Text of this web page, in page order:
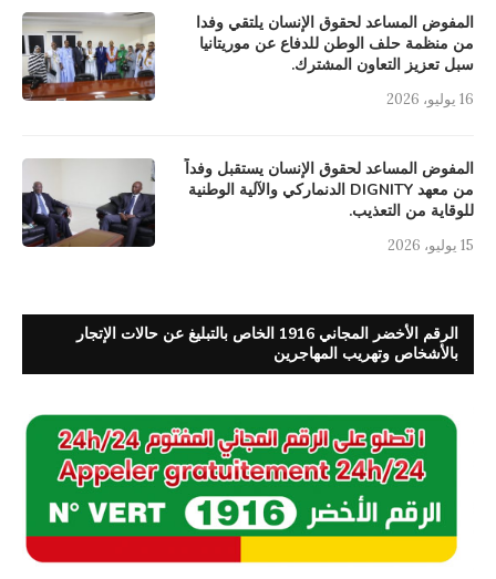
المفوض المساعد لحقوق الإنسان يلتقي وفدا
من منظمة حلف الوطن للدفاع عن موريتانيا
سبل تعزيز التعاون المشترك.
16 يوليو، 2026
المفوض المساعد لحقوق الإنسان يستقبل وفداً
من معهد DIGNITY الدنماركي والآلية الوطنية
للوقاية من التعذيب.
15 يوليو، 2026
الرقم الأخضر المجاني 1916 الخاص بالتبليغ عن حالات الإتجار
بالأشخاص وتهريب المهاجرين